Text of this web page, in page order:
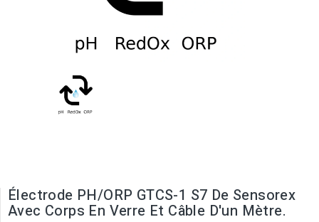
Électrode PH/ORP GTCS-1 S7 De Sensorex
Avec Corps En Verre Et Câble D'un Mètre.